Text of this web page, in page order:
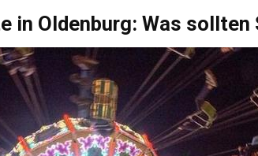
Oldenburg: Was sollten